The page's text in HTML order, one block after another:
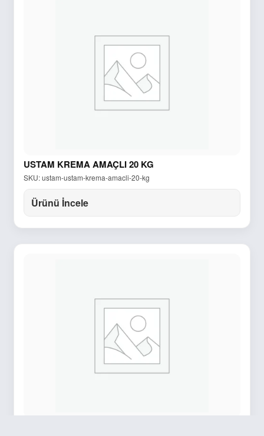
USTAM KREMA AMAÇLI 20 KG
SKU: ustam-ustam-krema-amacli-20-kg
Ürünü İncele